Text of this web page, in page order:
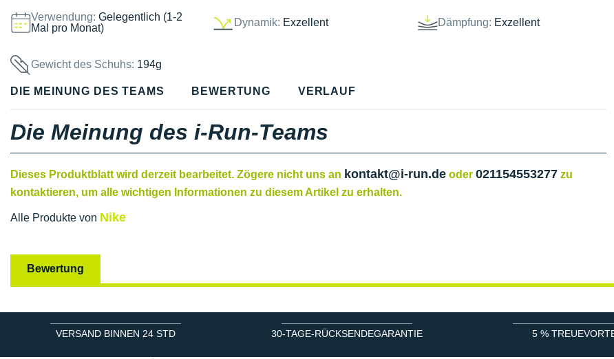
Verwendung: Gelegentlich (1-2
Mal pro Monat)
Dynamik: Exzellent Dämpfung: Exzellent
Gewicht des Schuhs: 194g
DIE MEINUNG DES TEAMS BEWERTUNG VERLAUF
Die Meinung des i-Run-Teams
Dieses Produktblatt wird derzeit bearbeitet. Zögere nicht uns an kontakt@i-run.de oder 021154553277 zu
kontaktieren, um alle wichtigen Informationen zu diesem Artikel zu erhalten.
Alle Produkte von Nike
Bewertung
VERSAND BINNEN 24 STD 30-TAGE-RÜCKSENDEGARANTIE 5 %